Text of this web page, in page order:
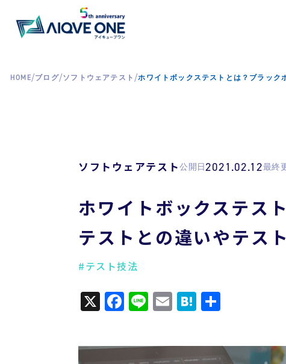
HOME/ブログ/ソフトウェアテスト /ホワイトボックステストとは？ブラック
ソフトウェアテスト公開日2021.02.12最終
ホワイトボックステス
テストとの違いやテス
#テスト技法
X Facebook
LineEmailHatena